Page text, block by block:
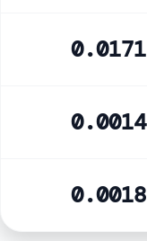
0.0171
0.0014
0.0018